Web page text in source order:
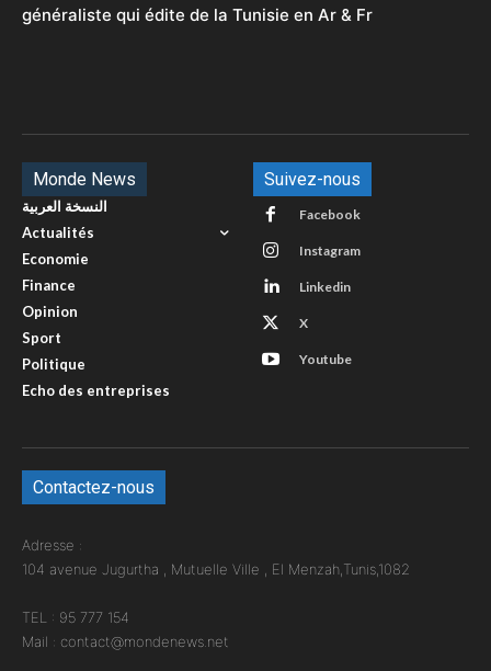
généraliste qui édite de la Tunisie en Ar & Fr
Monde News
النسخة العربية
Actualités
Economie
Finance
Opinion
Sport
Politique
Echo des entreprises
Suivez-nous
Facebook
Instagram
Linkedin
X
Youtube
Contactez-nous
Adresse :
104 avenue Jugurtha , Mutuelle Ville , El Menzah,Tunis,1082
TEL : 95 777 154
Mail : contact@mondenews.net